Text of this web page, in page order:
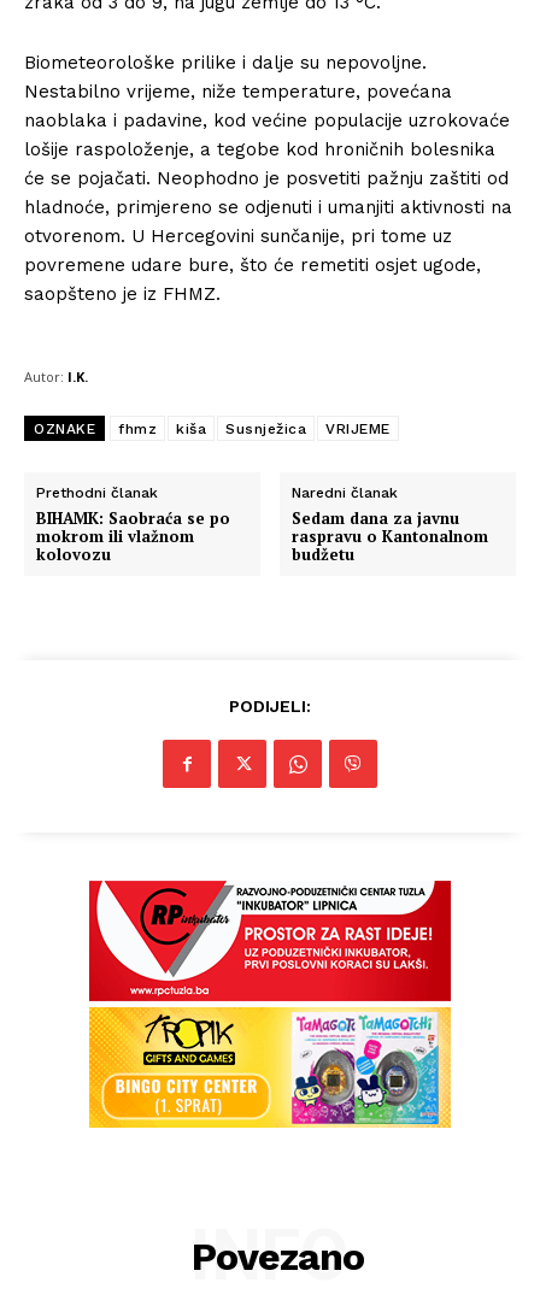
Biometeorološke prilike i dalje su nepovoljne.
Nestabilno vrijeme, niže temperature, povećana
naoblaka i padavine, kod većine populacije uzrokovaće
lošije raspoloženje, a tegobe kod hroničnih bolesnika
će se pojačati. Neophodno je posvetiti pažnju zaštiti od
hladnoće, primjereno se odjenuti i umanjiti aktivnosti na
otvorenom. U Hercegovini sunčanije, pri tome uz
povremene udare bure, što će remetiti osjet ugode,
saopšteno je iz FHMZ.
Autor: I.K.
OZNAKE fhmz kiša Susnježica VRIJEME
Prethodni članak
BIHAMK: Saobraća se po
mokrom ili vlažnom
kolovozu
Naredni članak
Sedam dana za javnu
raspravu o Kantonalnom
budžetu
PODIJELI:
Povezano
INFO